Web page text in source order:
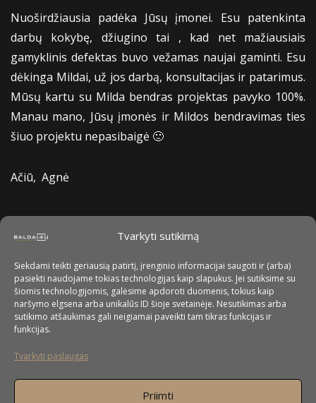
Tvarkyti sutikimą
Siekdami teikti geriausią patirtį, įrenginio informacijai saugoti ir (arba)
pasiekti naudojame tokias technologijas kaip slapukus. Jei sutiksime su
šiomis technologijomis, galėsime apdoroti duomenis, tokius kaip
naršymo elgsena arba unikalūs ID šioje svetainėje. Nesutikimas arba
sutikimo atšaukimas gali neigiamai paveikti tam tikras funkcijas ir
funkcijas.
Tvarkyti paslaugas
Priimti
Nuoširdžiausia padėka Jūsų įmonei. Esu patenkinta
darbų kokybę, džiugino tai , kad net mažiausiais
gamyklinis defektas buvo vežamas naujai gaminti. Esu
dėkinga Mildai, už jos darbą, konsultacijas ir patarimus.
Mūsų kartu su Milda bendras projektas pavyko 100%.
Manau mano, Jūsų įmonės ir Mildos bendravimas ties
šiuo projektu nepasibaigė 🙂
Ačiū, Agnė